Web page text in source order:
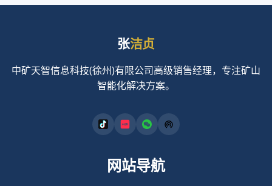
张洁贞
中矿天智信息科技(徐州)有限公司高级销售经理，专注矿山
智能化解决方案。
网站导航